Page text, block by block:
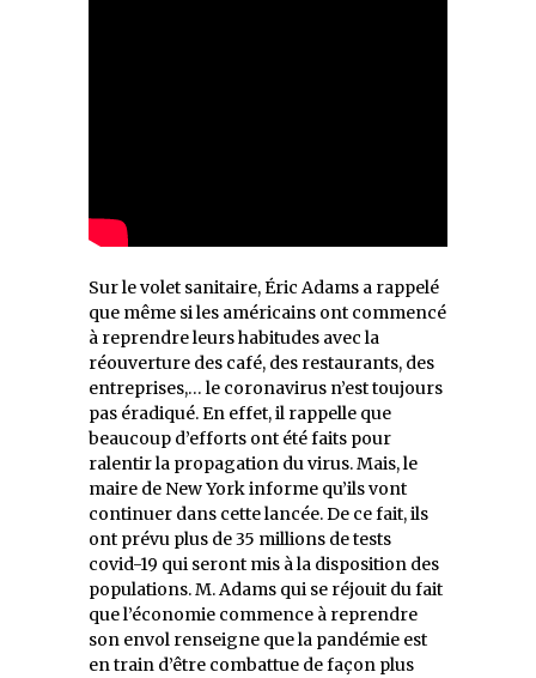
Sur le volet sanitaire, Éric Adams a rappelé
que même si les américains ont commencé
à reprendre leurs habitudes avec la
réouverture des café, des restaurants, des
entreprises,… le coronavirus n’est toujours
pas éradiqué. En effet, il rappelle que
beaucoup d’efforts ont été faits pour
ralentir la propagation du virus. Mais, le
maire de New York informe qu’ils vont
continuer dans cette lancée. De ce fait, ils
ont prévu plus de 35 millions de tests
covid-19 qui seront mis à la disposition des
populations. M. Adams qui se réjouit du fait
que l’économie commence à reprendre
son envol renseigne que la pandémie est
en train d’être combattue de façon plus